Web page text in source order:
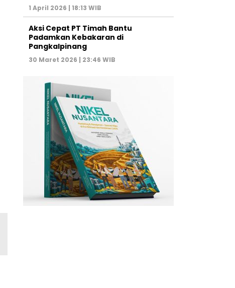
1 April 2026 | 18:13 WIB
Aksi Cepat PT Timah Bantu
Padamkan Kebakaran di
Pangkalpinang
30 Maret 2026 | 23:46 WIB